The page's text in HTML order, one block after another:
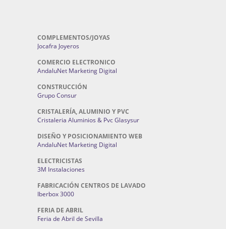
COMPLEMENTOS/JOYAS
Jocafra Joyeros
COMERCIO ELECTRONICO
AndaluNet Marketing Digital
CONSTRUCCIÓN
Grupo Consur
CRISTALERÍA, ALUMINIO Y PVC
Cristaleria Aluminios & Pvc Glasysur
DISEÑO Y POSICIONAMIENTO WEB
AndaluNet Marketing Digital
ELECTRICISTAS
3M Instalaciones
FABRICACIÓN CENTROS DE LAVADO
Iberbox 3000
FERIA DE ABRIL
Feria de Abril de Sevilla